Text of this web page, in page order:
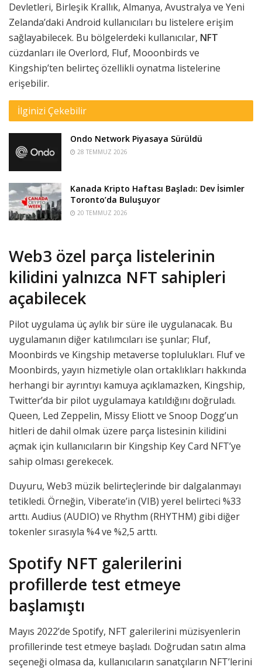
Devletleri, Birleşik Krallık, Almanya, Avustralya ve Yeni
Zelanda’daki Android kullanıcıları bu listelere erişim
sağlayabilecek. Bu bölgelerdeki kullanıcılar, NFT
cüzdanları ile Overlord, Fluf, Mooonbirds ve
Kingship’ten belirteç özellikli oynatma listelerine
erişebilir.
İlginizi Çekebilir
Ondo Network Piyasaya Sürüldü
28 TEMMUZ 2026
Kanada Kripto Haftası Başladı: Dev İsimler
Toronto’da Buluşuyor
20 TEMMUZ 2026
Web3 özel parça listelerinin
kilidini yalnızca NFT sahipleri
açabilecek
Pilot uygulama üç aylık bir süre ile uygulanacak. Bu
uygulamanın diğer katılımcıları ise şunlar; Fluf,
Moonbirds ve Kingship metaverse toplulukları. Fluf ve
Moonbirds, yayın hizmetiyle olan ortaklıkları hakkında
herhangi bir ayrıntıyı kamuya açıklamazken, Kingship,
Twitter’da bir pilot uygulamaya katıldığını doğruladı.
Queen, Led Zeppelin, Missy Eliott ve Snoop Dogg’un
hitleri de dahil olmak üzere parça listesinin kilidini
açmak için kullanıcıların bir Kingship Key Card NFT’ye
sahip olması gerekecek.
Duyuru, Web3 müzik belirteçlerinde bir dalgalanmayı
tetikledi. Örneğin, Viberate’in (VIB) yerel belirteci %33
arttı. Audius (AUDIO) ve Rhythm (RHYTHM) gibi diğer
tokenler sırasıyla %4 ve %2,5 arttı.
Spotify NFT galerilerini
profillerde test etmeye
başlamıştı
Mayıs 2022’de Spotify, NFT galerilerini müzisyenlerin
profillerinde test etmeye başladı. Doğrudan satın alma
seçeneği olmasa da, kullanıcıların sanatçıların NFT’lerini